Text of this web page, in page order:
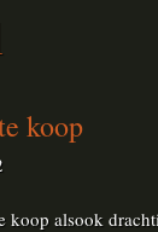
koop
koop alsook